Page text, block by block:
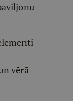
vērā